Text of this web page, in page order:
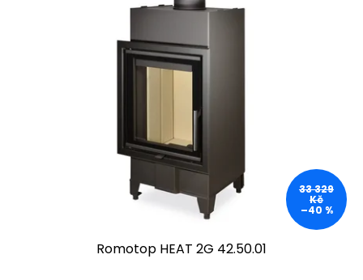
33 329
Kč
–40 %
Romotop HEAT 2G 42.50.01